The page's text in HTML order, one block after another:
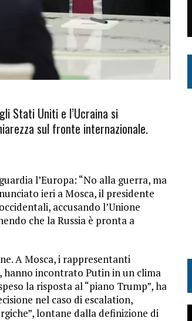
Stati Uniti e l’Ucraina si
sul fronte internazionale.
l’Europa: “No alla guerra, ma
ieri a Mosca, il presidente
accusando l’Unione
che la Russia è pronta a
A Mosca, i rappresentanti
hanno incontrato Putin in un clima
la risposta al “piano Trump”, ha
nel caso di escalation,
lontane dalla definizione di